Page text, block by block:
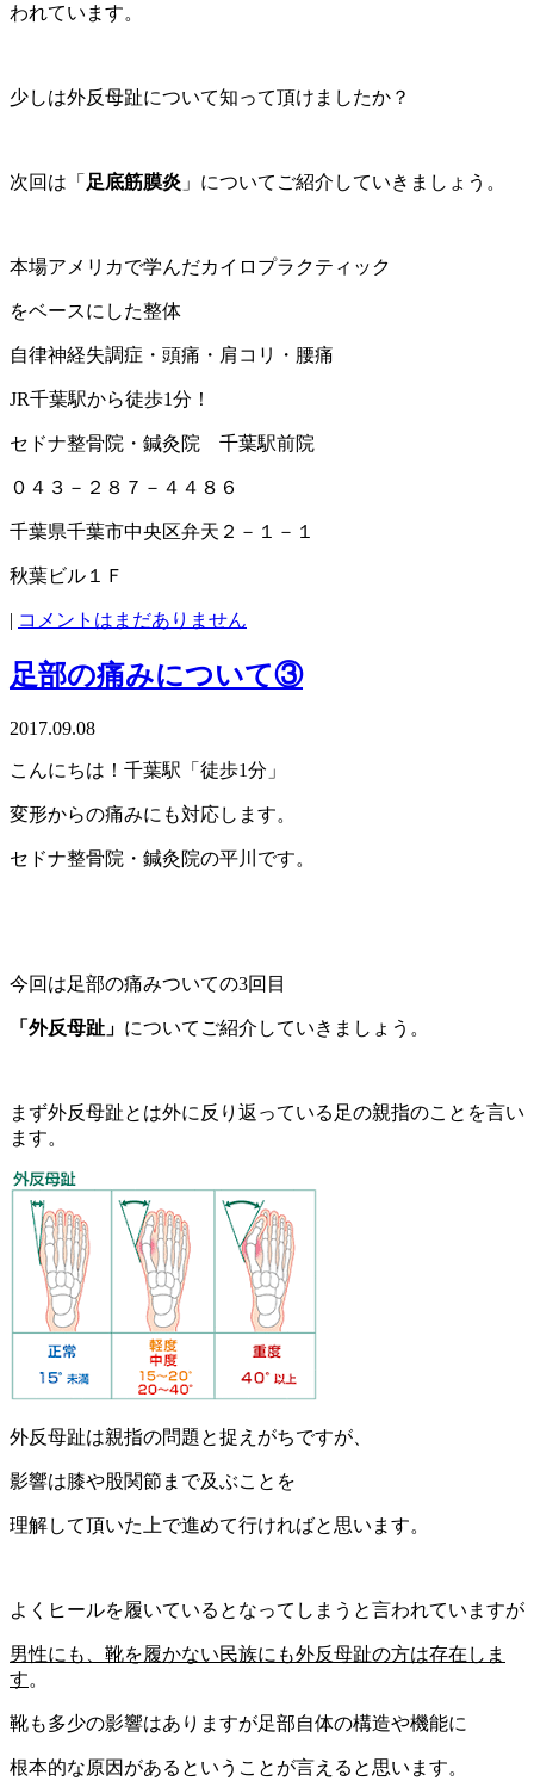
われています。
少しは外反母趾について知って頂けましたか？
次回は「 足底筋膜炎 」についてご紹介していきましょう。
本場アメリカで学んだカイロプラクティック
をベースにした整体
自律神経失調症・頭痛・肩コリ・腰痛
JR千葉駅から徒歩1分！
セドナ整骨院・鍼灸院 千葉駅前院
０４３－２８７－４４８６
千葉県千葉市中央区弁天２－１－１
秋葉ビル１Ｆ
| コメントはまだありません
足部の痛みについて③
2017.09.08
こんにちは！千葉駅「徒歩1分」
変形からの痛みにも対応します。
セドナ整骨院・鍼灸院の平川です。
今回は足部の痛みついての3回目
「外反母趾」 についてご紹介していきましょう。
まず外反母趾とは外に反り返っている足の親指のことを言い
ます。
外反母趾は親指の問題と捉えがちですが、
影響は膝や股関節まで及ぶことを
理解して頂いた上で進めて行ければと思います。
よくヒールを履いているとなってしまうと言われていますが
男性にも、靴を履かない民族にも外反母趾の方は存在しま
す。
靴も多少の影響はありますが足部自体の構造や機能に
根本的な原因があるということが言えると思います。